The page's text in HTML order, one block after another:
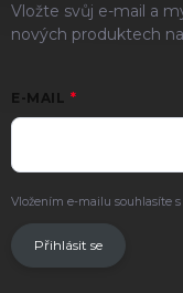
Vložte svůj e-mail a
nových produktech
E-MAIL
Vložením e-mailu souhlasíte s
Přihlásit se